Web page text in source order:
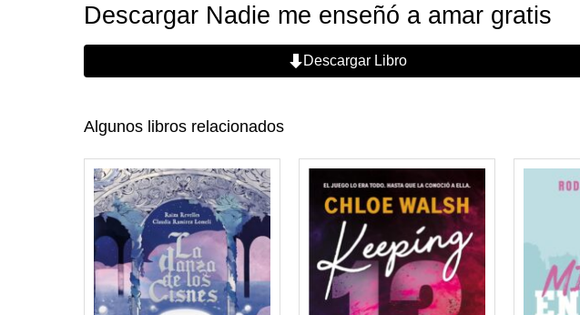
Descargar Nadie me enseñó a amar gratis
Descargar Libro
Algunos libros relacionados